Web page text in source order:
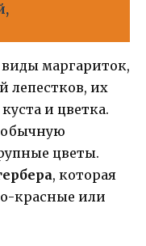
маргариток,
лепестков, их
и цветка.
цветы.
, которая
красные или